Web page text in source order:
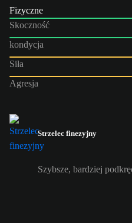
Fizyczne
Skoczność
kondycja
Siła
Agresja
Strzelec finezyjny
Szybsze, bardziej